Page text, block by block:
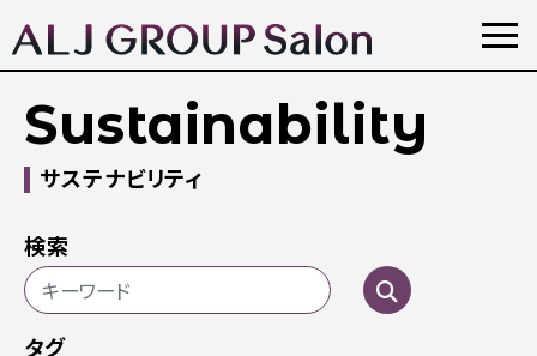
Sustainability
サステナビリティ
検索
タグ